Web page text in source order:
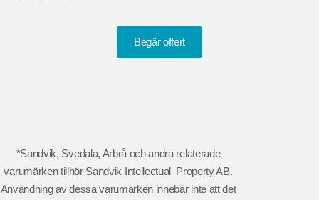
Begär offert
*Sandvik, Svedala, Arbrå och andra relaterade
varumärken tillhör Sandvik Intellectual Property AB.
Användning av dessa varumärken innebär inte att det